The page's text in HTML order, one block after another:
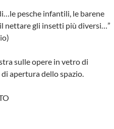
pesche infantili, le barene
nettare gli insetti più diversi…”
sulle opere in vetro di
apertura dello spazio.